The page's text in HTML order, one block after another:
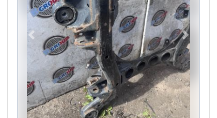
Previous Next